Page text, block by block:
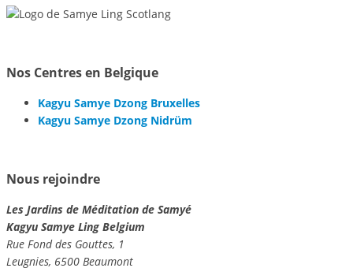
Nos Centres en Belgique
Kagyu Samye Dzong Bruxelles
Kagyu Samye Dzong Nidrüm
Nous rejoindre
Les Jardins de Méditation de Samyé
Kagyu Samye Ling Belgium
Rue Fond des Gouttes, 1
Leugnies, 6500 Beaumont